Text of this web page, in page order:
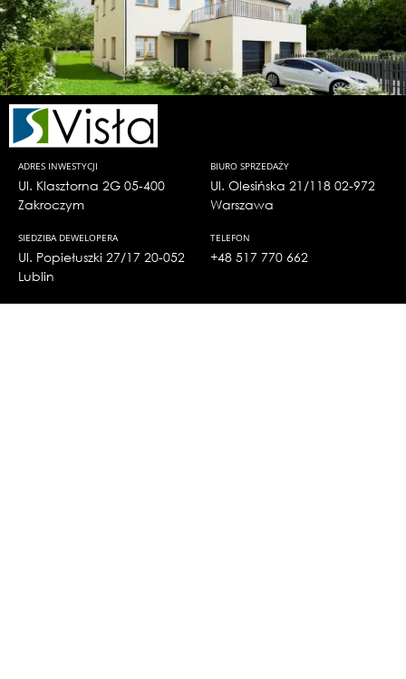
ADRES INWESTYCJI
Ul. Klasztorna 2G 05-400
Zakroczym
BIURO SPRZEDAŻY
Ul. Olesińska 21/118 02-972
Warszawa
SIEDZIBA DEWELOPERA
Ul. Popiełuszki 27/17 20-052
Lublin
TELEFON
+48 517 770 662